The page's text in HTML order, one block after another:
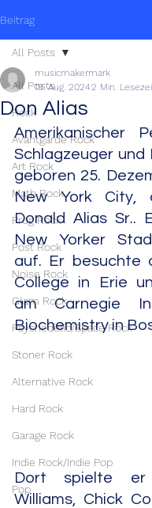
Beitrag
All Posts
Rock
Avantgarde Rock
Art Rock
Math Rock
Prog Rock
Post Rock
Noise Rock
Glam Rock
Psychedelic/Space Rock
Stoner Rock
Alternative Rock
Hard Rock
Garage Rock
Indie Rock/Indie Pop
Pop
All Posts
Don Alias
musicmakermark
19. Aug. 20242 Min.
Amerikanischer
Schlagzeuger und
geboren 25.
New York City,
Donald Alias Sr..
New Yorker
auf. Er besuchte
College in Erie
am Carnegie
Biochemistry in
Dort spielte
Williams, Chick